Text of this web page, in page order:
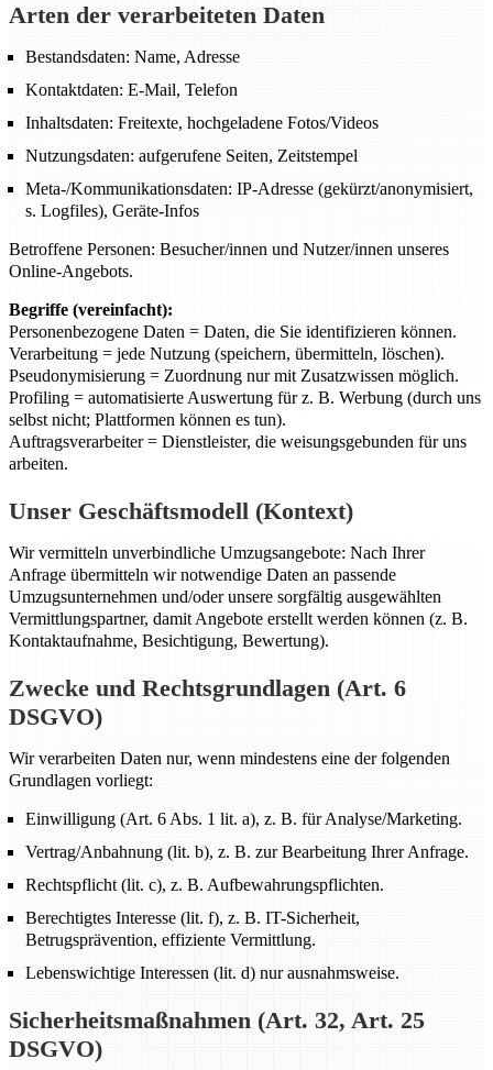
Arten der verarbeiteten Daten
Bestandsdaten: Name, Adresse
Kontaktdaten: E-Mail, Telefon
Inhaltsdaten: Freitexte, hochgeladene Fotos/Videos
Nutzungsdaten: aufgerufene Seiten, Zeitstempel
Meta-/Kommunikationsdaten: IP-Adresse (gekürzt/anonymisiert,
s. Logfiles), Geräte-Infos
Betroffene Personen: Besucher/innen und Nutzer/innen unseres
Online-Angebots.
Begriffe (vereinfacht):
Personenbezogene Daten = Daten, die Sie identifizieren können.
Verarbeitung = jede Nutzung (speichern, übermitteln, löschen).
Pseudonymisierung = Zuordnung nur mit Zusatzwissen möglich.
Profiling = automatisierte Auswertung für z. B. Werbung (durch uns
selbst nicht; Plattformen können es tun).
Auftragsverarbeiter = Dienstleister, die weisungsgebunden für uns
arbeiten.
Unser Geschäftsmodell (Kontext)
Wir vermitteln unverbindliche Umzugsangebote: Nach Ihrer
Anfrage übermitteln wir notwendige Daten an passende
Umzugsunternehmen und/oder unsere sorgfältig ausgewählten
Vermittlungspartner, damit Angebote erstellt werden können (z. B.
Kontaktaufnahme, Besichtigung, Bewertung).
Zwecke und Rechtsgrundlagen (Art. 6
DSGVO)
Wir verarbeiten Daten nur, wenn mindestens eine der folgenden
Grundlagen vorliegt:
Einwilligung (Art. 6 Abs. 1 lit. a), z. B. für Analyse/Marketing.
Vertrag/Anbahnung (lit. b), z. B. zur Bearbeitung Ihrer Anfrage.
Rechtspflicht (lit. c), z. B. Aufbewahrungspflichten.
Berechtigtes Interesse (lit. f), z. B. IT-Sicherheit,
Betrugsprävention, effiziente Vermittlung.
Lebenswichtige Interessen (lit. d) nur ausnahmsweise.
Sicherheitsmaßnahmen (Art. 32, Art. 25
DSGVO)